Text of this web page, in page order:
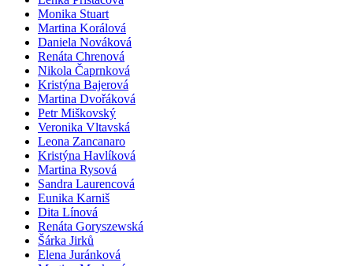
Monika Stuart
Martina Korálová
Daniela Nováková
Renáta Chrenová
Nikola Čaprnková
Kristýna Bajerová
Martina Dvořáková
Petr Miškovský
Veronika Vltavská
Leona Zancanaro
Kristýna Havlíková
Martina Rysová
Sandra Laurencová
Eunika Karniš
Dita Línová
Renáta Goryszewská
Šárka Jirků
Elena Juránková